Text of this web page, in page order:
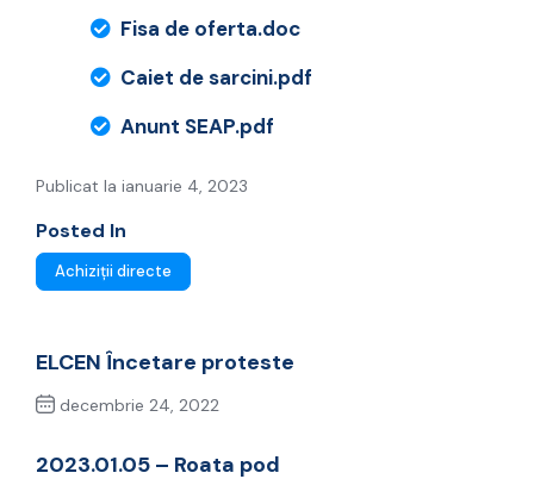
Fisa de oferta.doc
Caiet de sarcini.pdf
Anunt SEAP.pdf
Publicat la ianuarie 4, 2023
Posted In
Achiziții directe
ELCEN Încetare proteste
decembrie 24, 2022
2023.01.05 – Roata pod